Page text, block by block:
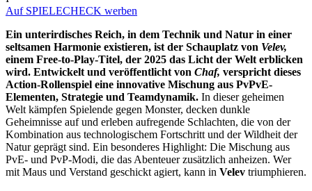
Auf SPIELECHECK werben
Ein unterirdisches Reich, in dem Technik und Natur in einer
seltsamen Harmonie existieren, ist der Schauplatz von Velev,
einem Free-to-Play-Titel, der 2025 das Licht der Welt erblicken
wird. Entwickelt und veröffentlicht von Chaf, verspricht dieses
Action-Rollenspiel eine innovative Mischung aus PvPvE-
Elementen, Strategie und Teamdynamik. In dieser geheimen
Welt kämpfen Spielende gegen Monster, decken dunkle
Geheimnisse auf und erleben aufregende Schlachten, die von der
Kombination aus technologischem Fortschritt und der Wildheit der
Natur geprägt sind. Ein besonderes Highlight: Die Mischung aus
PvE- und PvP-Modi, die das Abenteuer zusätzlich anheizen. Wer
mit Maus und Verstand geschickt agiert, kann in Velev triumphieren.